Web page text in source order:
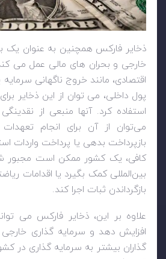
ذخایر فارکس همچنین به عنوان یک
خارجی و بحران های مالی عمل می
اقتصادی، مانند خروج ناگهانی
پول داخلی، می توان از این ذخایر
استفاده کرد. آنها منبعی از
می‌توان از آن برای انجام
بازپرداخت بدهی یا پرداخت واردات
کافی، یک کشور ممکن است مجبور
بین‌المللی کمک بگیرد یا اقدامات
بازگرداندن ثبات اجرا کند.
علاوه بر این، ذخایر فارکس می
افزایش دهد و سرمایه گذاری
گذاران بیشتر به سرمایه گذاری در